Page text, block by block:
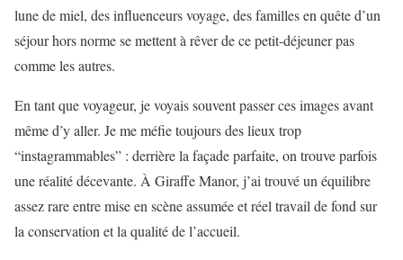
lune de miel, des influenceurs voyage, des familles en quête d’un
séjour hors norme se mettent à rêver de ce petit-déjeuner pas
comme les autres.
En tant que voyageur, je voyais souvent passer ces images avant
même d’y aller. Je me méfie toujours des lieux trop
“instagrammables” : derrière la façade parfaite, on trouve parfois
une réalité décevante. À Giraffe Manor, j’ai trouvé un équilibre
assez rare entre mise en scène assumée et réel travail de fond sur
la conservation et la qualité de l’accueil.